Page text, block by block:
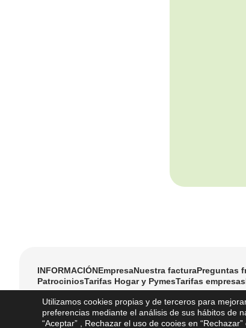
INFORMACIÓNEmpresaNuestra facturaPreguntas
PatrociniosTarifas Hogar y PymesTarifas empresas
Utilizamos cookies propias y de terceros para
preferencias mediante el análisis de sus hábitos de
“Aceptar” , Rechazar el uso de cooies en